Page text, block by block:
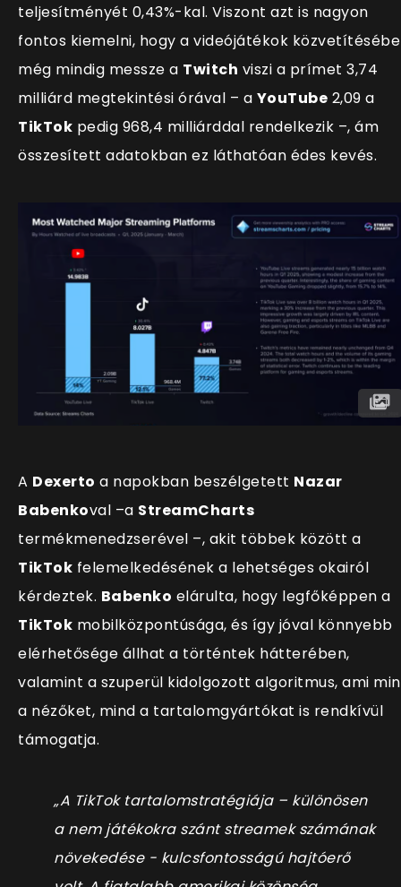
teljesítményét 0,43%-kal. Viszont azt is nagyon
fontos kiemelni, hogy a videójátékok
még mindig messze a Twitch viszi a prímet 3,74
milliárd megtekintési órával – a YouTube 2,09 a
TikTok pedig 968,4 milliárddal rendelkezik –, ám
összesített adatokban ez láthatóan édes kevés.
A Dexerto a napokban beszélgetett Nazar
Babenkoval –a StreamCharts
termékmenedzserével –, akit többek között a
TikTok felemelkedésének a lehetséges okairól
kérdeztek. Babenko elárulta, hogy legfőképpen a
TikTok mobilközpontúsága, és így jóval könnyebb
elérhetősége állhat a történtek hátterében,
valamint a szuperül kidolgozott algoritmus, ami
a nézőket, mind a tartalomgyártókat is rendkívül
támogatja.
„A TikTok tartalomstratégiája – különösen
a nem játékokra szánt streamek számának
növekedése - kulcsfontosságú hajtóerő